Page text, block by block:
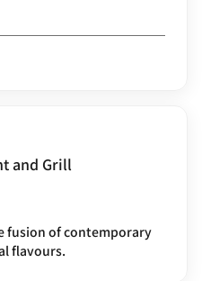
and Grill
fusion of contemporary
flavours.